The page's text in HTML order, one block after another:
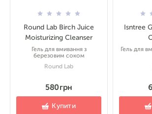
Round Lab Birch Juice
Moisturizing Cleanser
Гель для вмивання з
березовим соком
Round Lab
580 грн
Купити
Isntree
Гель для